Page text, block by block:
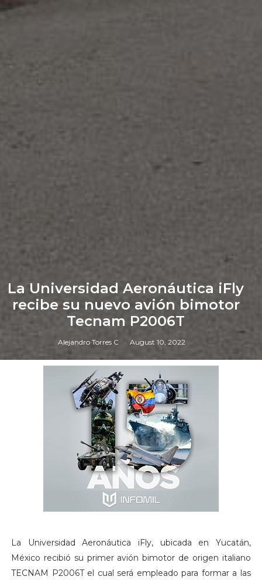
La Universidad Aeronáutica iFly
recibe su nuevo avión bimotor
Tecnam P2006T
Alejandro Torres C August 10, 2022
La Universidad Aeronáutica iFly, ubicada en Yucatán,
México recibió su primer avión bimotor de origen italiano
TECNAM P2006T el cual será empleado para formar a las